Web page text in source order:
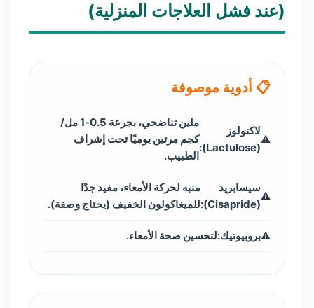
(عند فشل العلاجات المنزلية)
📋 أدوية موصوفة
لاكتولوز
(Lactulose):
ملين تناضحي، بجرعة 0.5-1 مل/
كجم مرتين يوميًا تحت إشراف
الطبيب.
سيسابريد
(Cisapride):
منبه لحركة الأمعاء، مفيد جدًا
للميغاكولون الخفيف (يحتاج وصفة).
بروبيوتيك:لتحسين صحة الأمعاء.